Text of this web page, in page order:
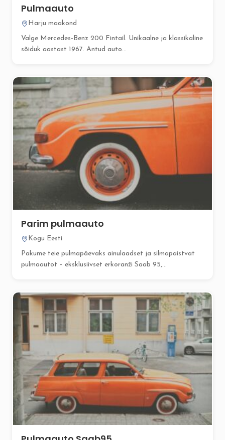
Pulmaauto
Harju maakond
Valge Mercedes-Benz 200 Fintail. Unikaalne ja klassikaline
sõiduk aastast 1967. Antud auto...
Parim pulmaauto
Kogu Eesti
Pakume teie pulmapäevaks ainulaadset ja silmapaistvat
pulmaautot – eksklusiivset erkoranži Saab 95,...